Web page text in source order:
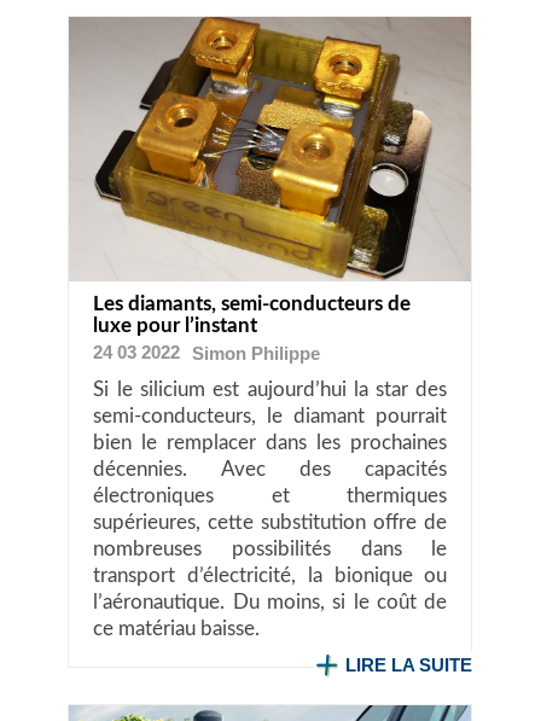
Les diamants, semi-conducteurs de
luxe pour l’instant
24 03 2022
Simon Philippe
Si le silicium est aujourd’hui la star des
semi-conducteurs, le diamant pourrait
bien le remplacer dans les prochaines
décennies. Avec des capacités
électroniques et thermiques
supérieures, cette substitution offre de
nombreuses possibilités dans le
transport d’électricité, la bionique ou
l’aéronautique. Du moins, si le coût de
ce matériau baisse.
LIRE LA SUITE